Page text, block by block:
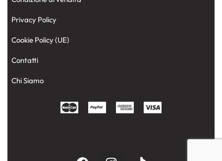
Privacy Policy
Cookie Policy (UE)
Contatti
Chi Siamo